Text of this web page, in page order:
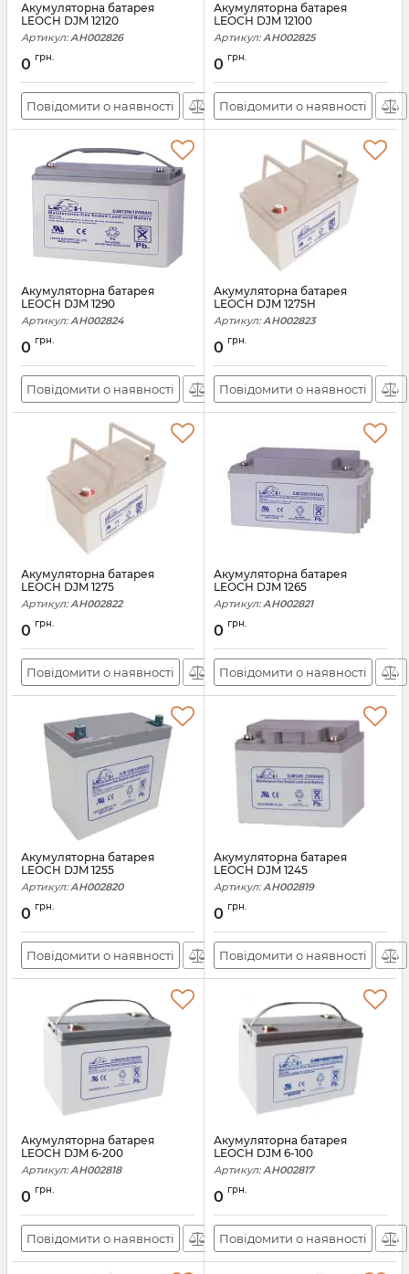
Акумуляторна батарея
LEOCH DJM 12120
Артикул: АН002826
0 грн.
Повідомити о наявності
Акумуляторна батарея
LEOCH DJM 12100
Артикул: АН002825
0 грн.
Повідомити о наявності
Акумуляторна батарея
LEOCH DJM 1290
Артикул: АН002824
0 грн.
Повідомити о наявності
Акумуляторна батарея
LEOCH DJM 1275H
Артикул: АН002823
0 грн.
Повідомити о наявності
Акумуляторна батарея
LEOCH DJM 1275
Артикул: АН002822
0 грн.
Повідомити о наявності
Акумуляторна батарея
LEOCH DJM 1265
Артикул: АН002821
0 грн.
Повідомити о наявності
Акумуляторна батарея
LEOCH DJM 1255
Артикул: АН002820
0 грн.
Повідомити о наявності
Акумуляторна батарея
LEOCH DJM 1245
Артикул: АН002819
0 грн.
Повідомити о наявності
Акумуляторна батарея
LEOCH DJM 6-200
Артикул: АН002818
0 грн.
Повідомити о наявності
Акумуляторна батарея
LEOCH DJM 6-100
Артикул: АН002817
0 грн.
Повідомити о наявності